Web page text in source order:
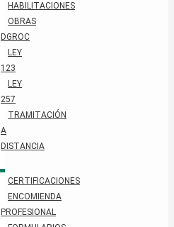
HABILITACIONES
OBRAS
DGROC
LEY
123
LEY
257
TRAMITACIÓN
A
DISTANCIA
CERTIFICACIONES
ENCOMIENDA
PROFESIONAL